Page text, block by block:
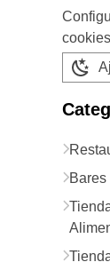
cookies
Bares